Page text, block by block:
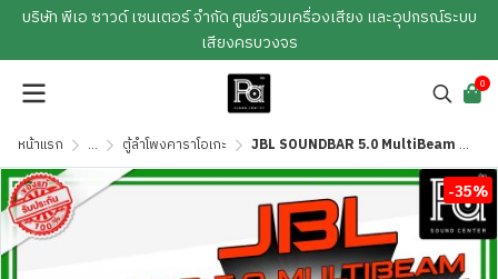
บริษัท พีเอ ซาวด์ เซนเตอร์ จำกัด ศูนย์รวมเครื่องเสียง และอุปกรณ์ระบบ
เสียงครบวงจร
0
หน้าแรก ... ตู้ลำโพงคาราโอเกะ JBL SOUNDBAR 5.0 MultiBeam ซาวด์บาร์ไซส์เล็ก เสียงสนั่นรอบทิศทาง
-35%